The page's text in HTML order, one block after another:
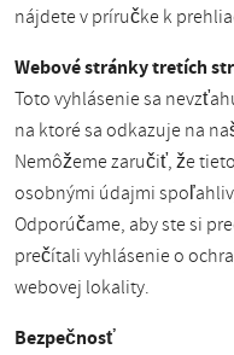
nájdete v príručke k
Webové stránky tretích
Toto vyhlásenie sa
na ktoré sa odkazuje na
Nemôžeme zaručiť, že
osobnými údajmi
Odporúčame, aby ste si
prečítali vyhlásenie o
webovej lokality.
Bezpečnosť